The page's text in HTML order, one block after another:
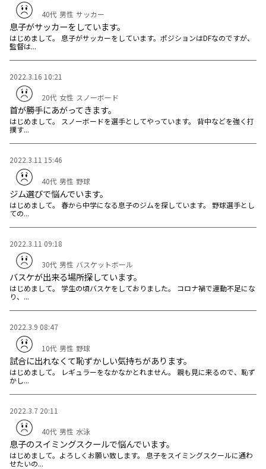
40代 男性 サッカー
息子がサッカーをしています。
はじめまして。 息子がサッカーをしています。ポジションはDFなのですが、
監督は...
2022.3.16 10:21
20代 女性 スノーボード
首が勝手にあがってきます。
はじめまして。 スノーボードを選手としてやっています。 背中などを強く打
撲す...
2022.3.11 15:46
40代 男性 野球
ジム選びで悩んでいます。
はじめまして。 春から中学になる息子のジムを探しています。 野球選手とし
ての...
2022.3.11 09:18
30代 男性 バスケットボール
バスケが出来る場所探しています。
はじめまして。 学生の頃バスケをしておりました。 コロナ禍で運動不足にな
り、...
2022.3.9 08:47
10代 男性 野球
試合に出れなくて恥ずかしい気持ちがあります。
はじめまして。 レギュラーをなかなかとれません。 親も見に来るので、恥ず
かし...
2022.3.7 20:11
40代 男性 水泳
息子のスイミングスクールで悩んでいます。
はじめまして。よろしくお願い致します。 息子をスイミングスクールに通わ
せたいの...